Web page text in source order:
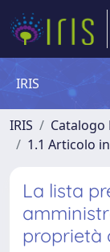
IRIS
IRIS Catalogo
1.1 Articolo
La lista
proprietà